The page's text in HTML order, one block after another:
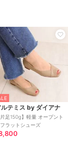
ルテミス by ダイアナ
片足150g】軽量 オープント
フラットシューズ